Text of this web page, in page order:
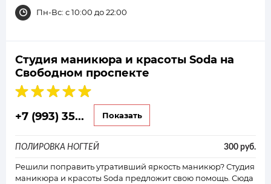
Пн-Вс: с 10:00 до 22:00
Студия маникюра и красоты Soda на
Свободном проспекте
+7 (993) 35... Показать
ПОЛИРОВКА НОГТЕЙ 300 руб.
Решили поправить утративший яркость маникюр? Студия
маникюра и красоты Soda предложит свою помощь. Сюда